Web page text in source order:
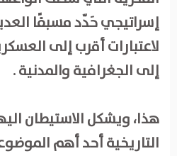
إسراتيجي حَدّد مسبقًا
لاعتبارات أقرب إلى
إلى الجغرافية والمدنية .
هذا، ويشكل الاستيطان
التاريخية أحد أهم